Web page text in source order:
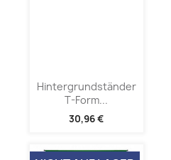
Hintergrundständer
T-Form...
30,96 €